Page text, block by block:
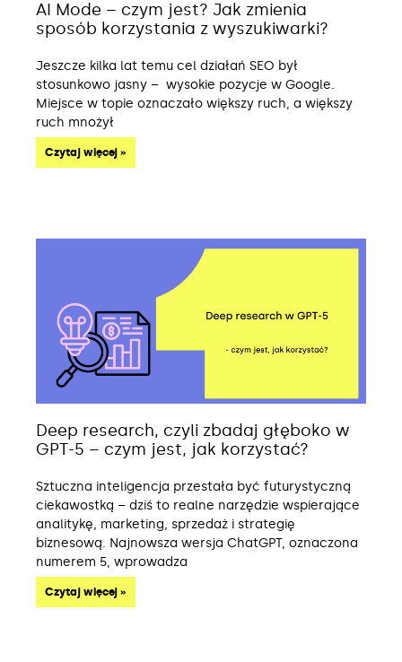
AI Mode – czym jest? Jak zmienia
sposób korzystania z wyszukiwarki?
Jeszcze kilka lat temu cel działań SEO był
stosunkowo jasny – wysokie pozycje w Google.
Miejsce w topie oznaczało większy ruch, a większy
ruch mnożył
Czytaj więcej »
Deep research, czyli zbadaj głęboko w
GPT-5 – czym jest, jak korzystać?
Sztuczna inteligencja przestała być futurystyczną
ciekawostką – dziś to realne narzędzie wspierające
analitykę, marketing, sprzedaż i strategię
biznesową. Najnowsza wersja ChatGPT, oznaczona
numerem 5, wprowadza
Czytaj więcej »